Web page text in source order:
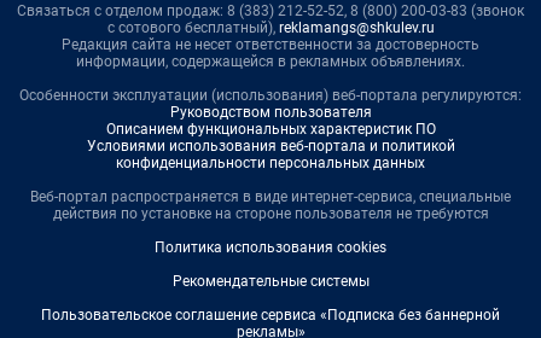
Связаться с отделом продаж: 8 (383) 212-52-52, 8 (800) 200-03-83 (звонок
с сотового бесплатный), reklamangs@shkulev.ru
Редакция сайта не несет ответственности за достоверность
информации, содержащейся в рекламных объявлениях.
Особенности эксплуатации (использования) веб-портала регулируются:
Руководством пользователя
Описанием функциональных характеристик ПО
Условиями использования веб-портала и политикой
конфиденциальности персональных данных
Веб-портал распространяется в виде интернет-сервиса, специальные
действия по установке на стороне пользователя не требуются
Политика использования cookies
Рекомендательные системы
Пользовательское соглашение сервиса «Подписка без баннерной
рекламы»